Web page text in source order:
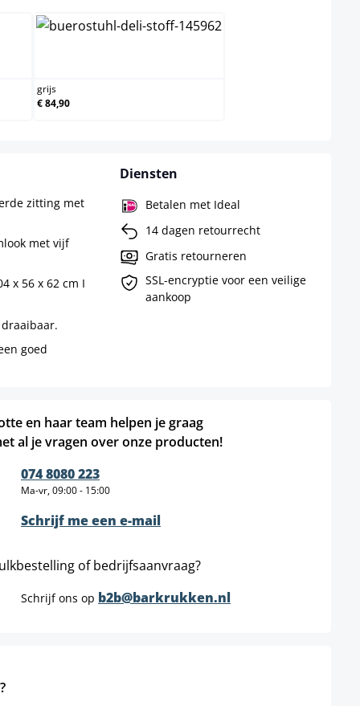
grijs
€ 84,90
zitting met
met vijf
x 56 x 62 cm I
goed
Diensten
Betalen met Ideal
14 dagen retourrecht
Gratis retourneren
SSL-encryptie voor een veilige
aankoop
en haar team helpen je graag
al je vragen over onze producten!
074 8080 223
Ma-vr, 09:00 - 15:00
Schrijf me een e-mail
of bedrijfsaanvraag?
Schrijf ons op b2b@barkrukken.nl